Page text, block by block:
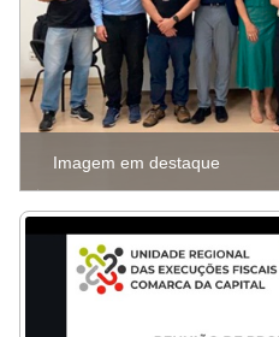
Imagem em destaque